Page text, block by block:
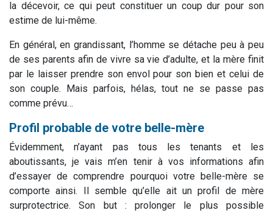
la décevoir, ce qui peut constituer un coup dur pour son
estime de lui-même.
En général, en grandissant, l’homme se détache peu à peu
de ses parents afin de vivre sa vie d’adulte, et la mère finit
par le laisser prendre son envol pour son bien et celui de
son couple. Mais parfois, hélas, tout ne se passe pas
comme prévu…
Profil probable de votre belle-mère
Évidemment, n’ayant pas tous les tenants et les
aboutissants, je vais m’en tenir à vos informations afin
d’essayer de comprendre pourquoi votre belle-mère se
comporte ainsi. Il semble qu’elle ait un profil de mère
surprotectrice. Son but : prolonger le plus possible